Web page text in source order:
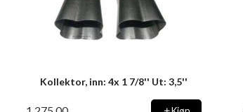
Kollektor, inn: 4x 1 7/8'' Ut: 3,5''